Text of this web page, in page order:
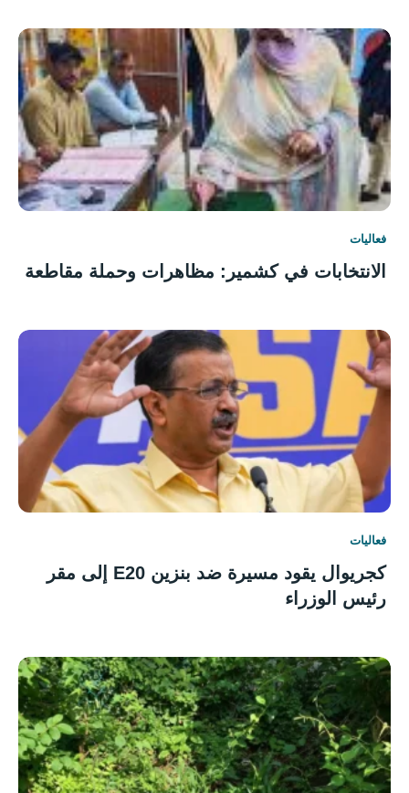
فعاليات
الانتخابات في كشمير: مظاهرات وحملة مقاطعة
فعاليات
كجريوال يقود مسيرة ضد بنزين E20 إلى مقر
رئيس الوزراء